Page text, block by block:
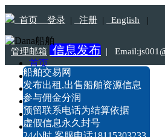
首页 登录 | 注册 | English |
管理邮箱 信息发布 |
Tel:18115303233
首页
船舶转港·过户
船舶坞检·坞修·油漆
船价估算
船舶出售
船舶求购
船舶交易网
发布出租,出售船舶资源信息
参与佣金分润
预留联系电话为结算依据
虚假信息永久封号